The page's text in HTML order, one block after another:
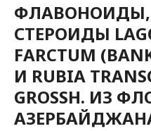
ФЛАВОНОИДЫ,
СТЕРОИДЫ
FARCTUM
И RUBIA
GROSSH. ИЗ